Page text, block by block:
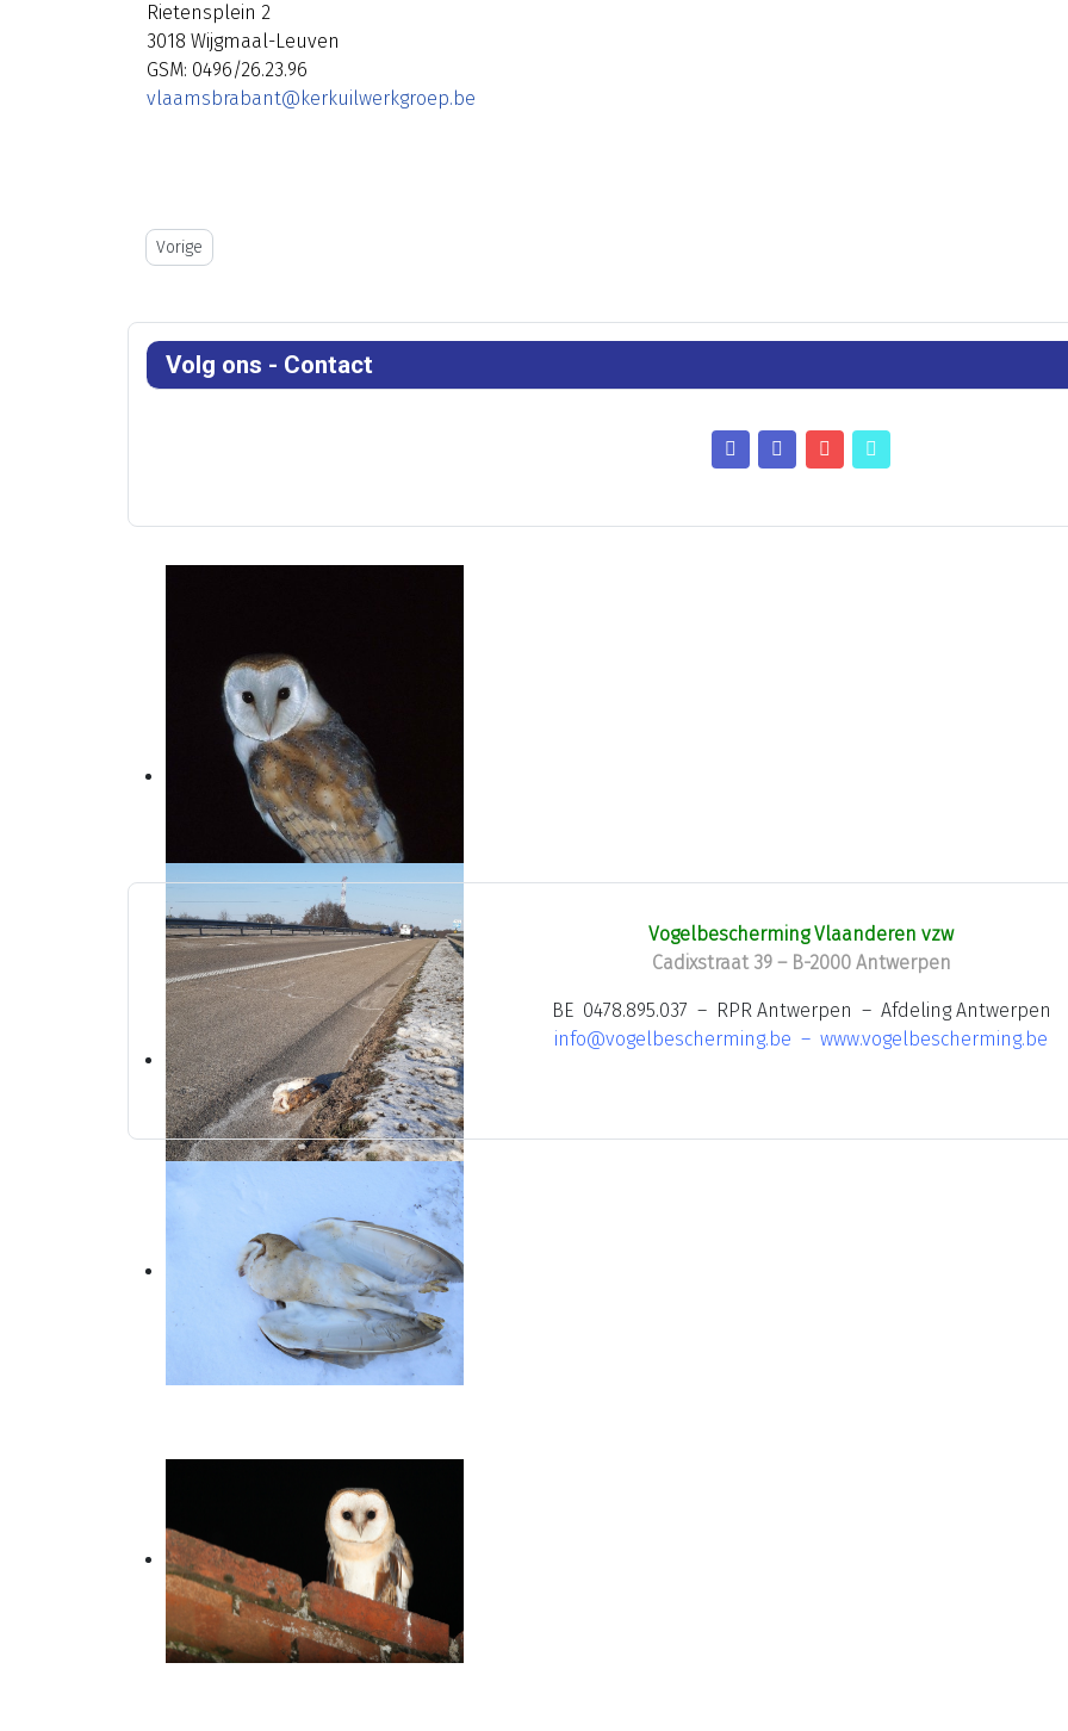
Rietensplein 2
3018 Wijgmaal-Leuven
GSM: 0496/26.23.96
vlaamsbrabant@kerkuilwerkgroep.be
Vorig artikel: Historiek
Vorige
Volg ons - Contact
Vogelbescherming Vlaanderen vzw
Cadixstraat 39 – B-2000 Antwerpen
BE 0478.895.037 – RPR Antwerpen – Afdeling Antwerpen
info@vogelbescherming.be – www.vogelbescherming.be